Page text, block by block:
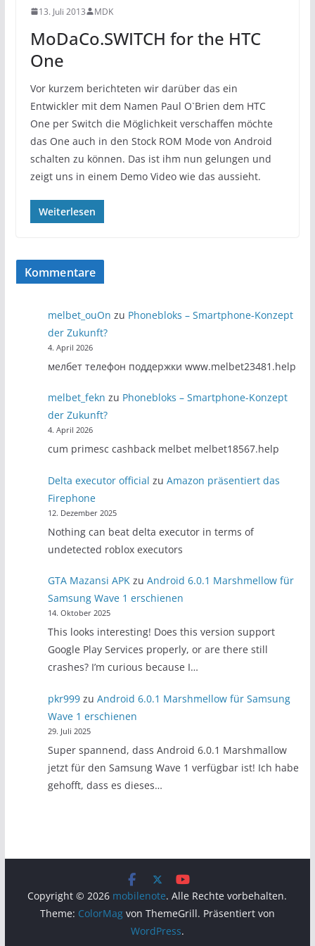
13. Juli 2013 MDK
MoDaCo.SWITCH for the HTC
One
Vor kurzem berichteten wir darüber das ein
Entwickler mit dem Namen Paul O`Brien dem HTC
One per Switch die Möglichkeit verschaffen möchte
das One auch in den Stock ROM Mode von Android
schalten zu können. Das ist ihm nun gelungen und
zeigt uns in einem Demo Video wie das aussieht.
Weiterlesen
Kommentare
melbet_ouOn zu Phonebloks – Smartphone-Konzept
der Zukunft?
4. April 2026
мелбет телефон поддержки www.melbet23481.help
melbet_fekn zu Phonebloks – Smartphone-Konzept
der Zukunft?
4. April 2026
cum primesc cashback melbet melbet18567.help
Delta executor official zuAmazon präsentiert das
Firephone
12. Dezember 2025
Nothing can beat delta executor in terms of
undetected roblox executors
GTA Mazansi APK zuAndroid 6.0.1 Marshmellow für
Samsung Wave 1 erschienen
14. Oktober 2025
This looks interesting! Does this version support
Google Play Services properly, or are there still
crashes? I’m curious because I…
pkr999 zuAndroid 6.0.1 Marshmellow für Samsung
Wave 1 erschienen
29. Juli 2025
Super spannend, dass Android 6.0.1 Marshmallow
jetzt für den Samsung Wave 1 verfügbar ist! Ich habe
gehofft, dass es dieses…
Copyright © 2026 mobilenote. Alle Rechte vorbehalten.
Theme: ColorMagvon ThemeGrill. Präsentiert von
WordPress.